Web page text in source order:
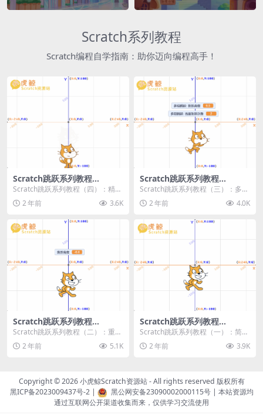
Scratch系列教程
Scratch编程自学指南：助你迈向编程高手！
Scratch跳跃系列教程
（四）：精准着陆
Scratch跳跃系列教程（四）：精准
着陆 作者：小虎鲸Scratch资源站
... 2 年前 3.6K
Scratch跳跃系列教程
（三）：多段跳跃
Scratch跳跃系列教程（三）：多段
跳跃 作者：小虎鲸Scratch资源站
连...2 年前 4.0K
Scratch跳跃系列教程
（二）：重力跳跃
Scratch跳跃系列教程（二）：重力
跳跃 作者：小虎鲸Scratch资源站
按...2 年前 5.1K
Scratch跳跃系列教程
（一）：简单跳跃
Scratch跳跃系列教程（一）：简单
跳跃 作者：小虎鲸Scratch资源站
按...2 年前 3.9K
Copyright © 2026小虎鲸Scratch资源站- All rights reserved 版权所有
黑ICP备2023009437号-2| 黑公网安备23090002000115号| 本站资源均
通过互联网公开渠道收集而来，仅供学习交流使用